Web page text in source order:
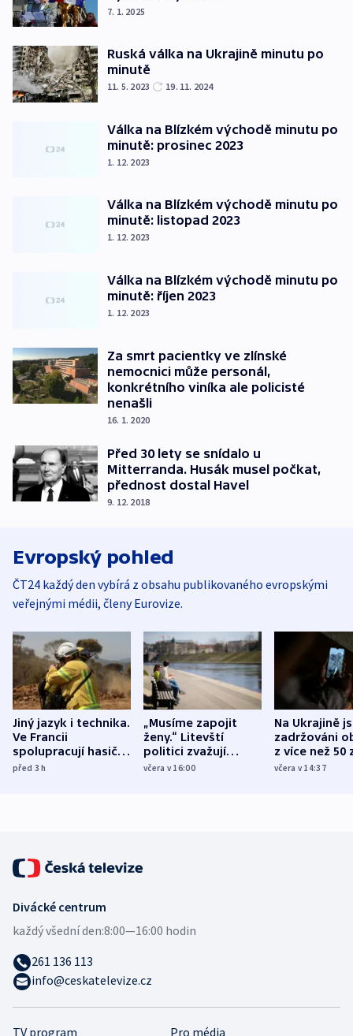
7. 1. 2025
Ruská válka na Ukrajině minutu po
minutě
11. 5. 2023 19. 11. 2024
Válka na Blízkém východě minutu po
minutě: prosinec 2023
1. 12. 2023
Válka na Blízkém východě minutu po
minutě: listopad 2023
1. 12. 2023
Válka na Blízkém východě minutu po
minutě: říjen 2023
1. 12. 2023
Za smrt pacientky ve zlínské
nemocnici může personál,
konkrétního viníka ale policisté
nenašli
16. 1. 2020
Před 30 lety se snídalo u
Mitterranda. Husák musel počkat,
přednost dostal Havel
9. 12. 2018
Evropský pohled
ČT24 každý den vybírá z obsahu publikovaného evropskými
veřejnými médii, členy Eurovize.
Jiný jazyk i technika.
Ve Francii
spolupracují hasiči z
různých zemí
před 3h
„Musíme zapojit
ženy.“ Litevští
politici zvažují
dohodu o
včera v 16:00
Na Ukrajině
zadržováni
z více než 50
Bojovali na
včera v 14:37
TV program Pro média
Divácké centrum
každý všední den:8:00—16:00 hodin
261 136 113
info@ceskatelevize.cz